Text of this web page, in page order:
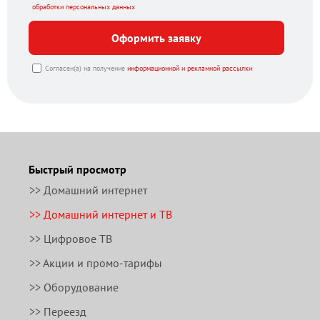
обработки персональных данных
Оформить заявку
Согласен(а) на получение информационной и рекламной рассылки
Быстрый просмотр
>> Домашний интернет
>> Домашний интернет и ТВ
>> Цифровое ТВ
>> Акции и промо-тарифы
>> Оборудование
>> Переезд